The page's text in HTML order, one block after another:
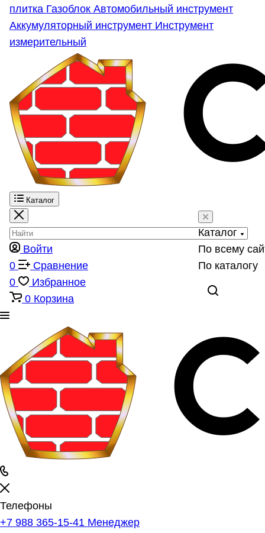
плитка Газоблок Автомобильный инструмент
Аккумуляторный инструмент Инструмент
измерительный
Каталог
Каталог
По всему
По каталогу
Войти
0
Сравнение
0
Избранное
0 Корзина
Телефоны
+7 988 365-15-41 Менеджер